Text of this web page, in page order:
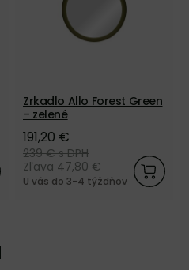
Zrkadlo Allo Forest Green
– zelené
191,20 €
239 €s DPH
Zľava 47,80 €
U vás do 3-4 týždňov